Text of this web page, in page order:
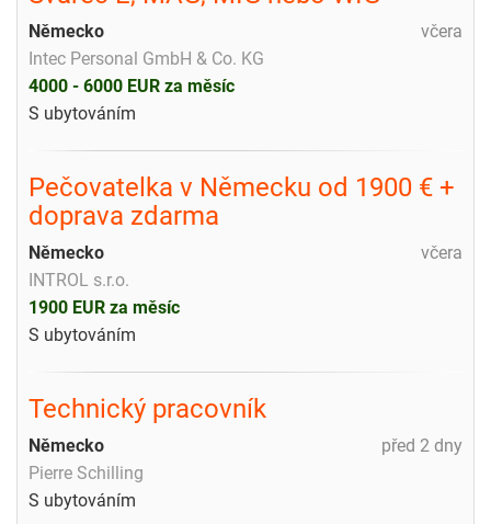
včera
Německo
Intec Personal GmbH & Co. KG
4000 - 6000 EUR za měsíc
S ubytováním
Pečovatelka v Německu od 1900 € +
doprava zdarma
včera
Německo
INTROL s.r.o.
1900 EUR za měsíc
S ubytováním
Technický pracovník
před 2 dny
Německo
Pierre Schilling
S ubytováním